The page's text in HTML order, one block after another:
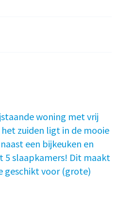
woning met vrij
zuiden ligt in de mooie
een bijkeuken en
5 slaapkamers! Dit maakt
geschikt voor (grote)